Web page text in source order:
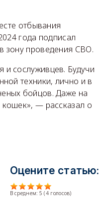
отбывания
года подписал
зону проведения СВО.
и сослуживцев. Будучи
техники, лично и в
бойцов. Даже на
— рассказал о
Оцените статью:
В среднем: 5 (4 голосов)